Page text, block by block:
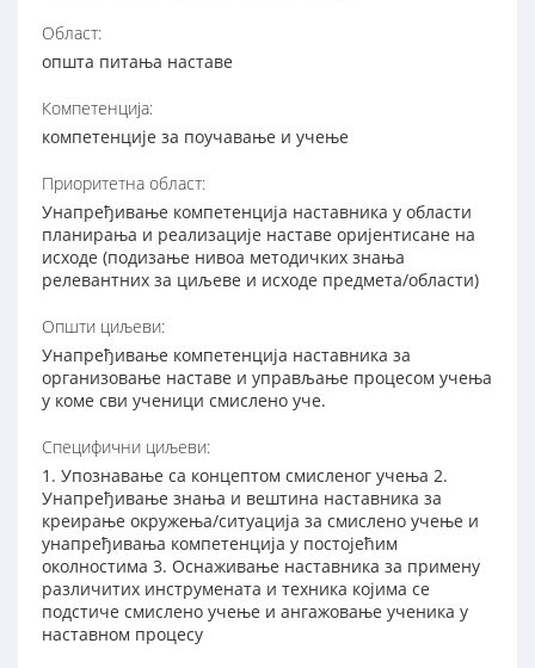
Област:
општа питања наставе
Компетенција:
компетенције за поучавање и учење
Приоритетна област:
Унапређивање компетенција наставника у области
планирања и реализације наставе оријентисане на
исходе (подизање нивоа методичких знања
релевантних за циљеве и исходе предмета/области)
Општи циљеви:
Унапређивање компетенција наставника за
организовање наставе и управљање процесом учења
у коме сви ученици смислено уче.
Специфични циљеви:
1. Упознавање са концептом смисленог учења 2.
Унапређивање знања и вештина наставника за
креирање окружења/ситуација за смислено учење и
унапређивања компетенција у постојећим
околностима 3. Оснаживање наставника за примену
различитих инструмената и техника којима се
подстиче смислено учење и ангажовање ученика у
наставном процесу